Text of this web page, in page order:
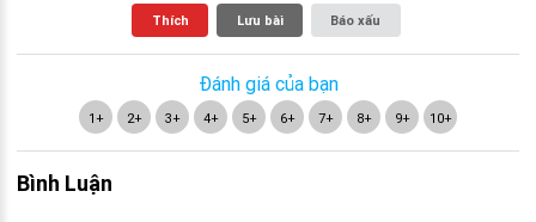
Thích Lưu bài Báo xấu
Đánh giá của bạn
1+ 2+ 3+ 4+ 5+ 6+ 7+ 8+ 9+ 10+
Bình Luận